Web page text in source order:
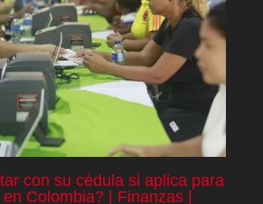
con su cédula si aplica para
Colombia? | Finanzas |